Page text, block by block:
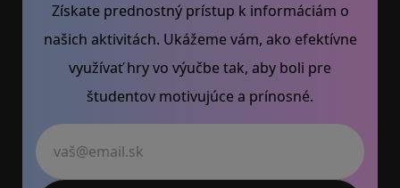
Získate prednostný prístup k informáciám o
našich aktivitách. Ukážeme vám, ako efektívne
využívať hry vo výučbe tak, aby boli pre
študentov motivujúce a prínosné.